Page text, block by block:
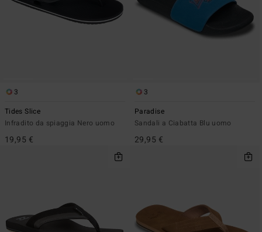
3
Tides Slice
Infradito da spiaggia Nero uomo
19,95 €
3
Paradise
Sandali a Ciabatta Blu uomo
29,95 €